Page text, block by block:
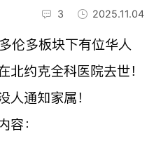
3 2025.11.04
伦多板块下有位华人
北约克全科医院去世！
人通知家属！
容：